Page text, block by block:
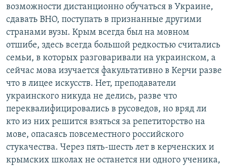
возможности дистанционно обучаться в Украине,
сдавать ВНО, поступать в признанные другими
странами вузы. Крым всегда был на мовном
отшибе, здесь всегда большой редкостью считались
семьи, в которых разговаривали на украинском, а
сейчас мова изучается факультативно в Керчи разве
что в лицее искусств. Нет, преподаватели
украинского никуда не делись, разве что
переквалифицировались в русоведов, но вряд ли
кто из них решится взяться за репетиторство на
мове, опасаясь повсеместного российского
стукачества. Через пять-шесть лет в керченских и
крымских школах не останется ни одного ученика,